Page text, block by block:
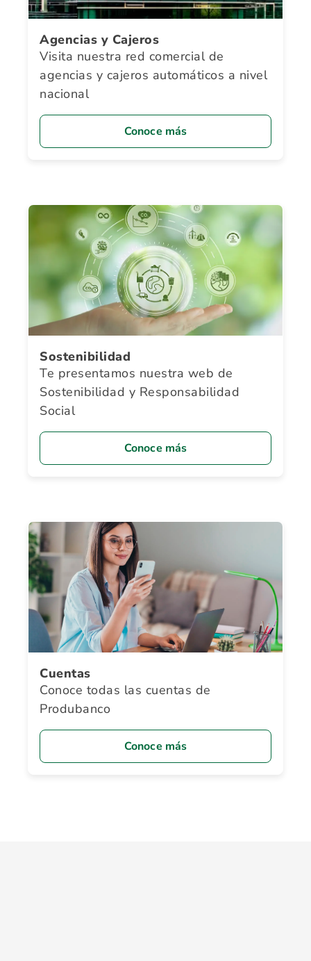
Agencias y Cajeros
Visita nuestra red comercial de
agencias y cajeros automáticos a nivel
nacional
Conoce más
Sostenibilidad
Te presentamos nuestra web de
Sostenibilidad y Responsabilidad
Social
Conoce más
Cuentas
Conoce todas las cuentas de
Produbanco
Conoce más